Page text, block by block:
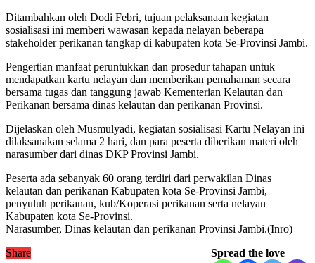
Ditambahkan oleh Dodi Febri, tujuan pelaksanaan kegiatan
sosialisasi ini memberi wawasan kepada nelayan beberapa
stakeholder perikanan tangkap di kabupaten kota Se-Provinsi Jambi.
Pengertian manfaat peruntukkan dan prosedur tahapan untuk
mendapatkan kartu nelayan dan memberikan pemahaman secara
bersama tugas dan tanggung jawab Kementerian Kelautan dan
Perikanan bersama dinas kelautan dan perikanan Provinsi.
Dijelaskan oleh Musmulyadi, kegiatan sosialisasi Kartu Nelayan ini
dilaksanakan selama 2 hari, dan para peserta diberikan materi oleh
narasumber dari dinas DKP Provinsi Jambi.
Peserta ada sebanyak 60 orang terdiri dari perwakilan Dinas
kelautan dan perikanan Kabupaten kota Se-Provinsi Jambi,
penyuluh perikanan, kub/Koperasi perikanan serta nelayan
Kabupaten kota Se-Provinsi.
Narasumber, Dinas kelautan dan perikanan Provinsi Jambi.(Inro)
Spread the love
Share